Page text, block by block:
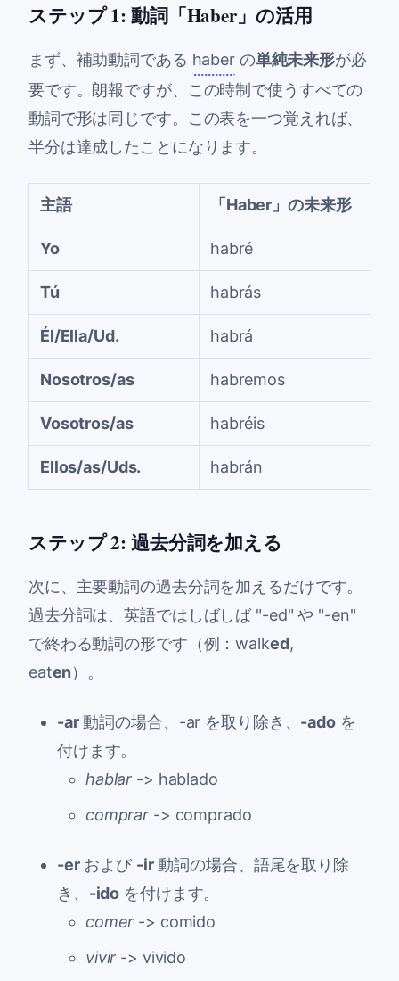
ステップ 1: 動詞「Haber」の活用
まず、補助動詞である haberの単純未来形が必
要です。朗報ですが、この時制で使うすべての
動詞で形は同じです。この表を一つ覚えれば、
半分は達成したことになります。
主語 「Haber」の未来形
Yo habré
Tú habrás
Él/Ella/Ud. habrá
Nosotros/as habremos
Vosotros/as habréis
Ellos/as/Uds. habrán
ステップ 2: 過去分詞を加える
次に、主要動詞の過去分詞を加えるだけです。
過去分詞は、英語ではしばしば "-ed" や "-en"
で終わる動詞の形です（例：walked,
eaten）。
-ar動詞の場合、 -ar を取り除き、 -adoを
付けます。
hablar -> hablado
comprar -> comprado
-erおよび -ir動詞の場合、語尾を取り除
き、 -ido を付けます。
comer -> comido
vivir -> vivido